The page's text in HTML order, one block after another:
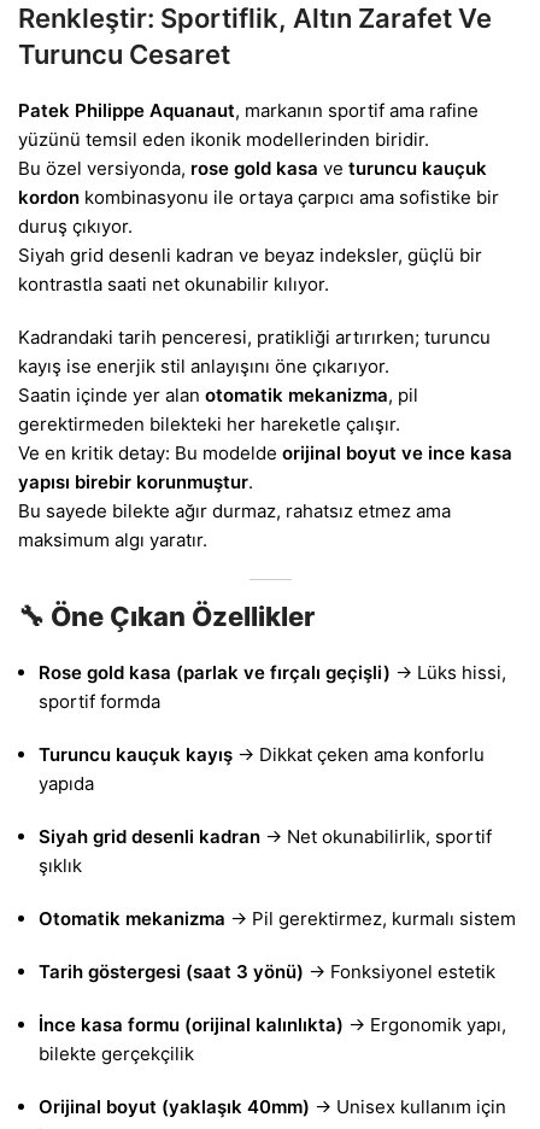
Renkleştir: Sportiflik, Altın Zarafet Ve
Turuncu Cesaret
Patek Philippe Aquanaut, markanın sportif ama rafine
yüzünü temsil eden ikonik modellerinden biridir.
Bu özel versiyonda, rose gold kasa ve turuncu kauçuk
kordon kombinasyonu ile ortaya çarpıcı ama sofistike bir
duruş çıkıyor.
Siyah grid desenli kadran ve beyaz indeksler, güçlü bir
kontrastla saati net okunabilir kılıyor.
Kadrandaki tarih penceresi, pratikliği artırırken; turuncu
kayış ise enerjik stil anlayışını öne çıkarıyor.
Saatin içinde yer alan otomatik mekanizma, pil
gerektirmeden bilekteki her hareketle çalışır.
Ve en kritik detay: Bu modelde orijinal boyut ve ince kasa
yapısı birebir korunmuştur.
Bu sayede bilekte ağır durmaz, rahatsız etmez ama
maksimum algı yaratır.
🔧 Öne Çıkan Özellikler
Rose gold kasa (parlak ve fırçalı geçişli) → Lüks hissi,
sportif formda
Turuncu kauçuk kayış → Dikkat çeken ama konforlu
yapıda
Siyah grid desenli kadran → Net okunabilirlik, sportif
şıklık
Otomatik mekanizma → Pil gerektirmez, kurmalı sistem
Tarih göstergesi (saat 3 yönü) → Fonksiyonel estetik
İnce kasa formu (orijinal kalınlıkta) → Ergonomik yapı,
bilekte gerçekçilik
Orijinal boyut (yaklaşık 40mm) → Unisex kullanım için